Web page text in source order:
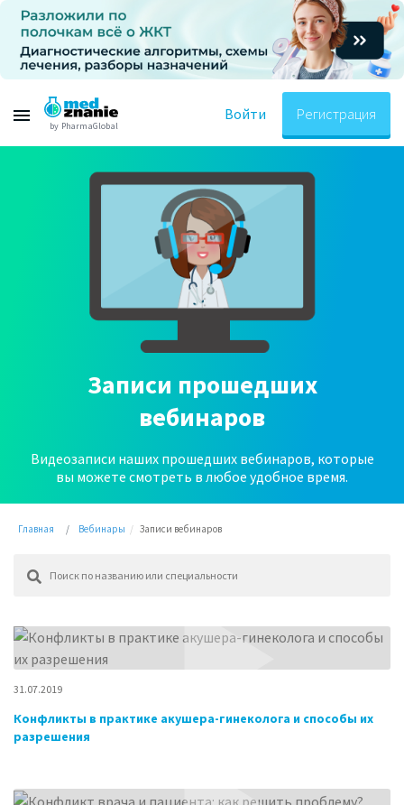
by PharmaGlobal
Войти Регистрация
Записи прошедших
вебинаров
Видеозаписи наших прошедших вебинаров, которые
вы можете смотреть в любое удобное время.
Главная Вебинары Записи вебинаров
31.07.2019
Конфликты в практике акушера-гинеколога и способы их
разрешения